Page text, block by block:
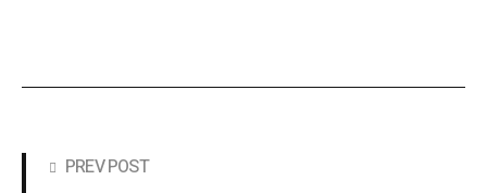
PREV POST